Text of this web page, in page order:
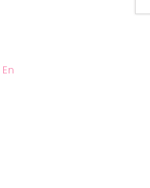
En